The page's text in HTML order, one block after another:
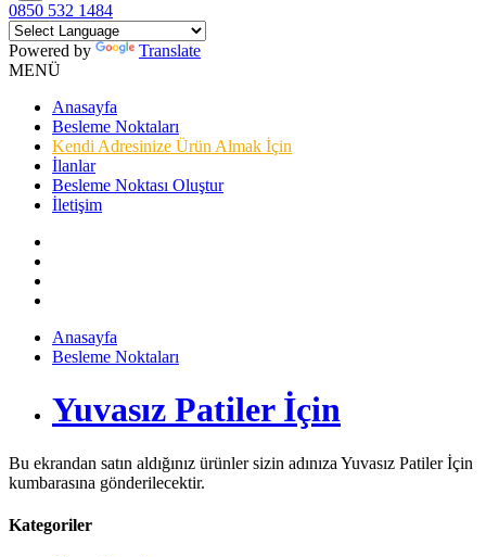
0850 532 1484
Powered by
Translate
MENÜ
Anasayfa
Besleme Noktaları
Kendi Adresinize Ürün Almak İçin
İlanlar
Besleme Noktası Oluştur
İletişim
Anasayfa
Besleme Noktaları
Yuvasız Patiler İçin
Bu ekrandan satın aldığınız ürünler sizin adınıza Yuvasız Patiler İçin
kumbarasına gönderilecektir.
Kategoriler